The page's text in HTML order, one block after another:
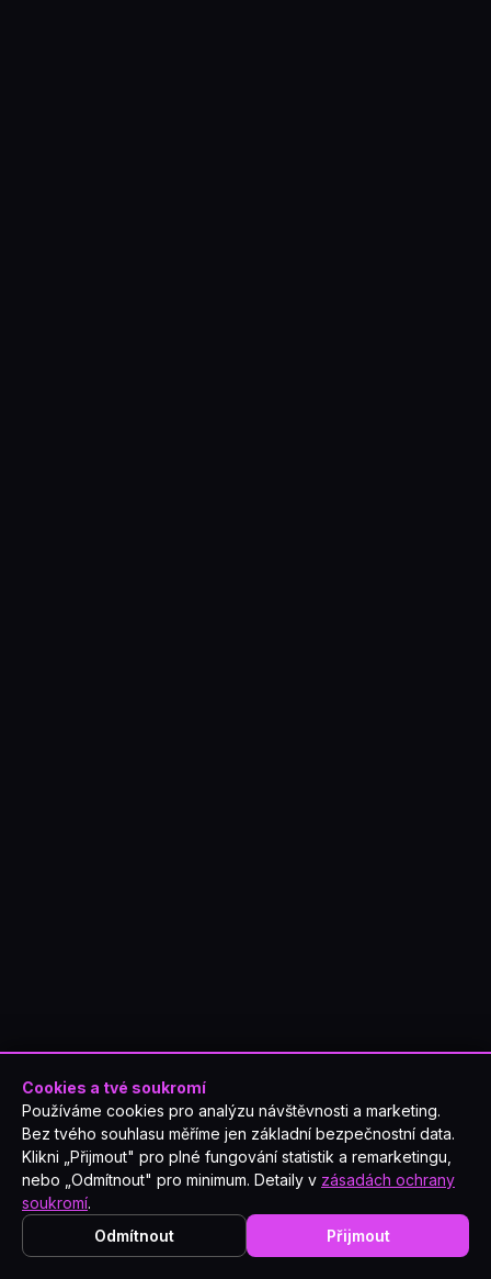
Cookies a tvé soukromí
Používáme cookies pro analýzu návštěvnosti a marketing.
Bez tvého souhlasu měříme jen základní bezpečnostní data.
Klikni „Přijmout" pro plné fungování statistik a remarketingu,
nebo „Odmítnout" pro minimum. Detaily v zásadách ochrany
soukromí.
Odmítnout
Přijmout